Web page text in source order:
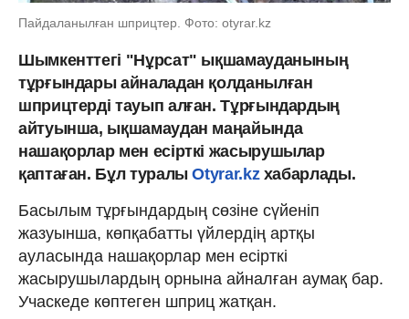
Пайдаланылған шприцтер. Фото: otyrar.kz
Шымкенттегі "Нұрсат" ықшамауданының
тұрғындары айналадан қолданылған
шприцтерді тауып алған. Тұрғындардың
айтуынша, ықшамаудан маңайында
нашақорлар мен есірткі жасырушылар
қаптаған. Бұл туралыOtyrar.kzхабарлады.
Басылым тұрғындардың сөзіне сүйеніп
жазуынша, көпқабатты үйлердің артқы
ауласында нашақорлар мен есірткі
жасырушылардың орнына айналған аумақ бар.
Учаскеде көптеген шприц жатқан.